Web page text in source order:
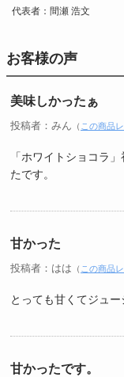
代表者：間瀬 浩文
お客様の声
美味しかったぁ
投稿者：みん （ この商品
「ホワイトショコラ
たです。
甘かった
投稿者：はは （ この商品
とっても甘くてジュー
甘かったです。